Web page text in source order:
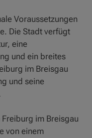
Voraussetzungen
Die Stadt verfügt
eine
und ein breites
im Breisgau
und seine
Freiburg im Breisgau
von einem